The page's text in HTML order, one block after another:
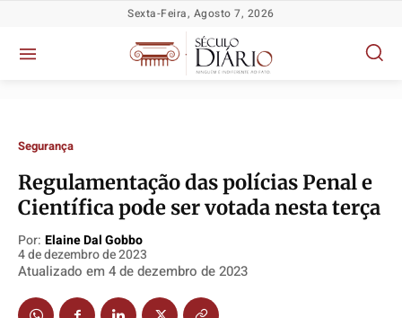
Política
Socioeconômicas
TV Século
Justiça
Política
Socioeconômicas
TV Século
Justiça
Política
Socioeconômicas
TV Século
Justiça
Política
Socioeconômicas
TV Século
Justiça
Sexta-Feira, Agosto 7, 2026
Segurança
Regulamentação das polícias Penal e
Científica pode ser votada nesta terça
Por: Elaine Dal Gobbo
4 de dezembro de 2023
Atualizado em 4 de dezembro de 2023